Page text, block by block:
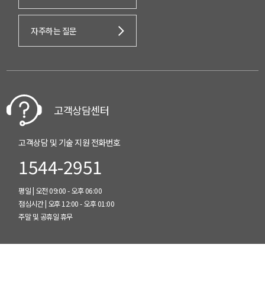
고객상담센터
고객상담 및 기술 지원 전화번호
1544-2951
평일 | 오전 09:00 - 오후 06:00
점심시간 | 오후 12:00 - 오후 01:00
주말 및 공휴일 휴무
자주하는 질문